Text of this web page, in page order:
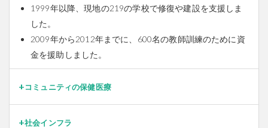
1999年以降、現地の219の学校で修復や建設を支援しま
した。
2009年から2012年までに、600名の教師訓練のために資
金を援助しました。
コミュニティの保健医療
社会インフラ